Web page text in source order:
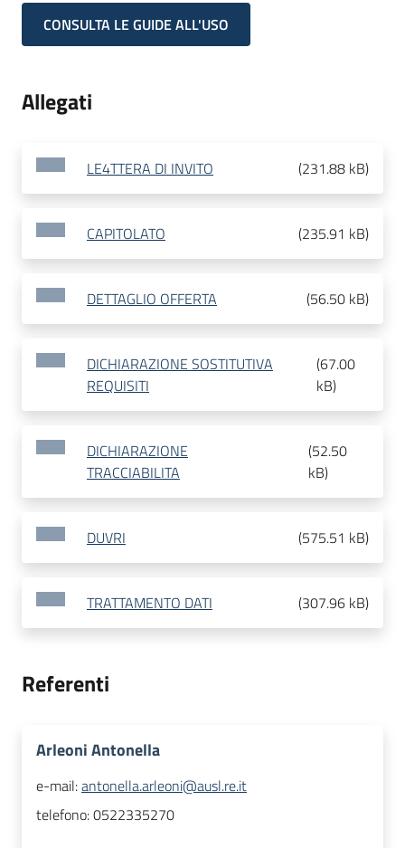
CONSULTA LE GUIDE ALL'USO
Allegati
LE4TTERA DI INVITO (231.88 kB)
CAPITOLATO (235.91 kB)
DETTAGLIO OFFERTA (56.50 kB)
DICHIARAZIONE SOSTITUTIVA
REQUISITI
(67.00
kB)
DICHIARAZIONE
TRACCIABILITA
(52.50
kB)
DUVRI (575.51 kB)
TRATTAMENTO DATI (307.96 kB)
Referenti
Arleoni Antonella
e-mail:antonella.arleoni@ausl.re.it
telefono:0522335270